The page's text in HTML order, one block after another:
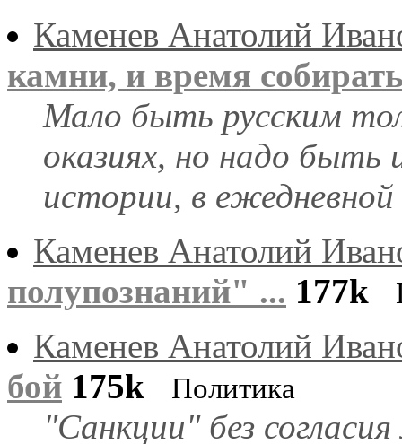
Каменев Анатолий
камни, и время
Мало быть русским
оказиях, но надо быть
истории, в
Каменев Анатолий
полупознаний" ... 177k
Каменев Анатолий
бой 175k Политика
"Санкции" без